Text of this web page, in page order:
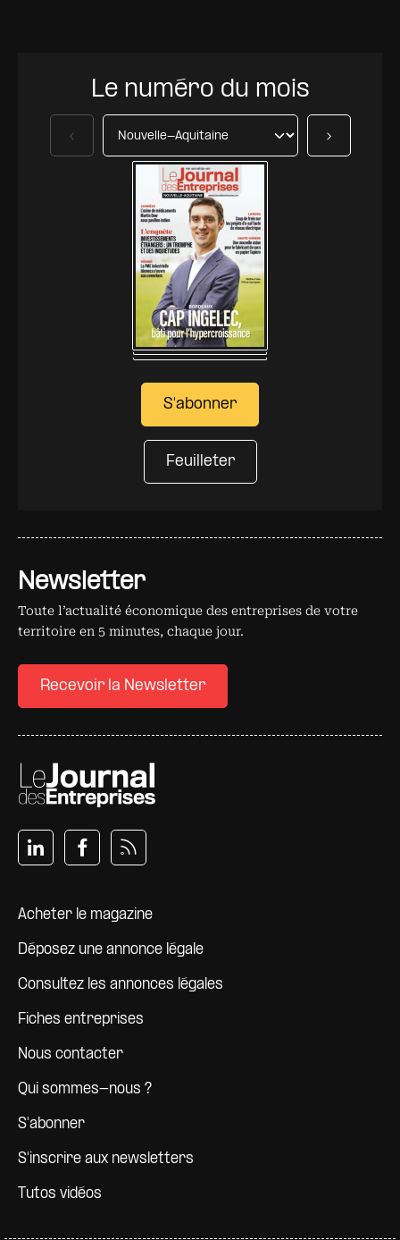
Newsletter
Toute l’actualité économique des entreprises de votre
territoire en 5 minutes, chaque jour.
Recevoir la Newsletter
Pied de page
Acheter le magazine
Déposez une annonce légale
Consultez les annonces légales
Fiches entreprises
Nous contacter
Qui sommes-nous ?
S'abonner
S'inscrire aux newsletters
Tutos vidéos
Le numéro du mois
S'abonner
Feuilleter
Précédent Suivant